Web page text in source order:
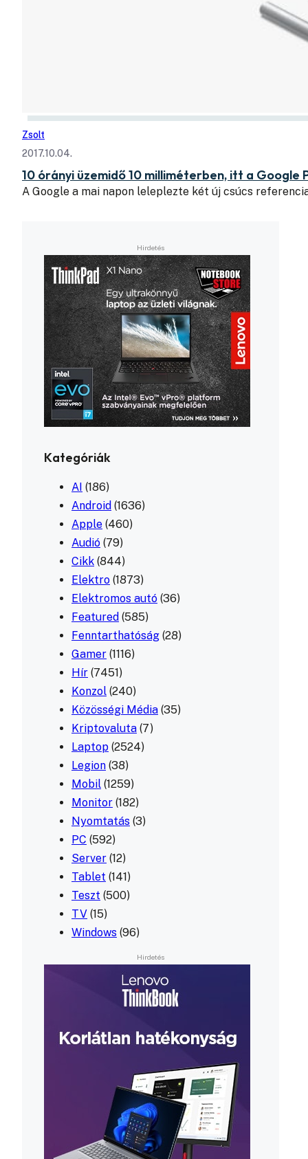
Zsolt
2017.10.04.
10 órányi üzemidő 10 milliméterben, itt a Google
A Google a mai napon leleplezte két új csúcs
Kategóriák
AI (186)
Android (1636)
Apple (460)
Audió (79)
Cikk (844)
Elektro (1873)
Elektromos autó (36)
Featured (585)
Fenntarthatóság (28)
Gamer (1116)
Hír (7451)
Konzol (240)
Közösségi Média (35)
Kriptovaluta (7)
Laptop (2524)
Legion (38)
Mobil (1259)
Monitor (182)
Nyomtatás (3)
PC (592)
Server (12)
Tablet (141)
Teszt (500)
TV (15)
Windows (96)